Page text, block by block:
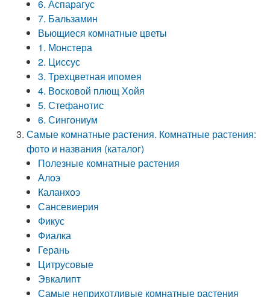
6. Аспарагус
7. Бальзамин
Вьющиеся комнатные цветы
1. Монстера
2. Циссус
3. Трехцветная ипомея
4. Восковой плющ Хойя
5. Стефанотис
6. Сингониум
Самые комнатные растения. Комнатные растения:
фото и названия (каталог)
Полезные комнатные растения
Алоэ
Каланхоэ
Сансевиерия
Фикус
Фиалка
Герань
Цитрусовые
Эвкалипт
Самые неприхотливые комнатные растения